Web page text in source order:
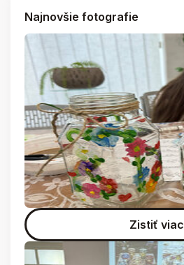
Najnovšie fotografie
Zistiť viac